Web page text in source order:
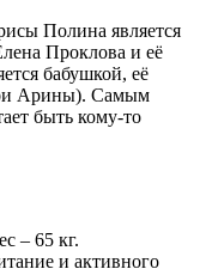
Полина является
Проклова и её
бабушкой, её
Арины). Самым
быть кому-то
– 65 кг.
и активного